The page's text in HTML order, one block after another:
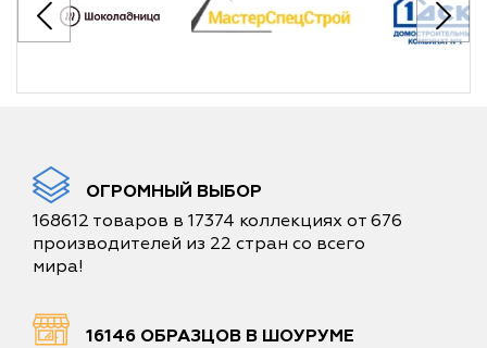
ОГРОМНЫЙ ВЫБОР
168612 товаров в 17374 коллекциях от 676
производителей из 22 стран со всего
мира!
16146 ОБРАЗЦОВ В ШОУРУМЕ